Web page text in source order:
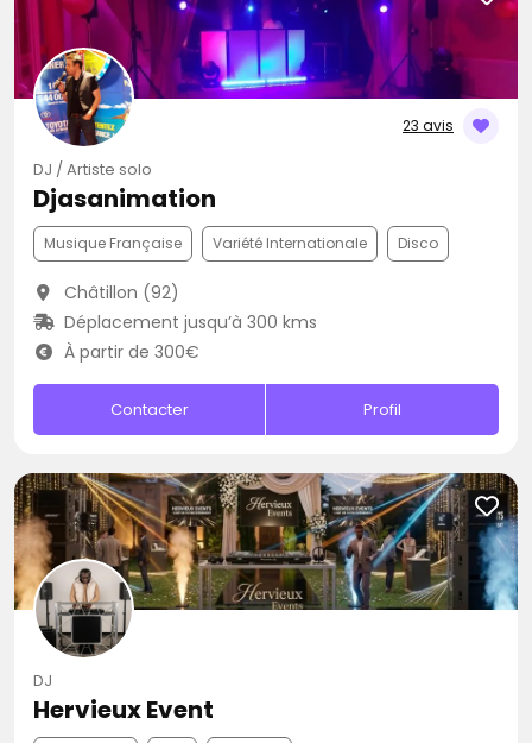
23 avis
DJ / Artiste solo
Djasanimation
Musique Française Variété Internationale Disco
Châtillon (92)
Déplacement jusqu’à 300 kms
À partir de 300€
Contacter Profil
DJ
Hervieux Event